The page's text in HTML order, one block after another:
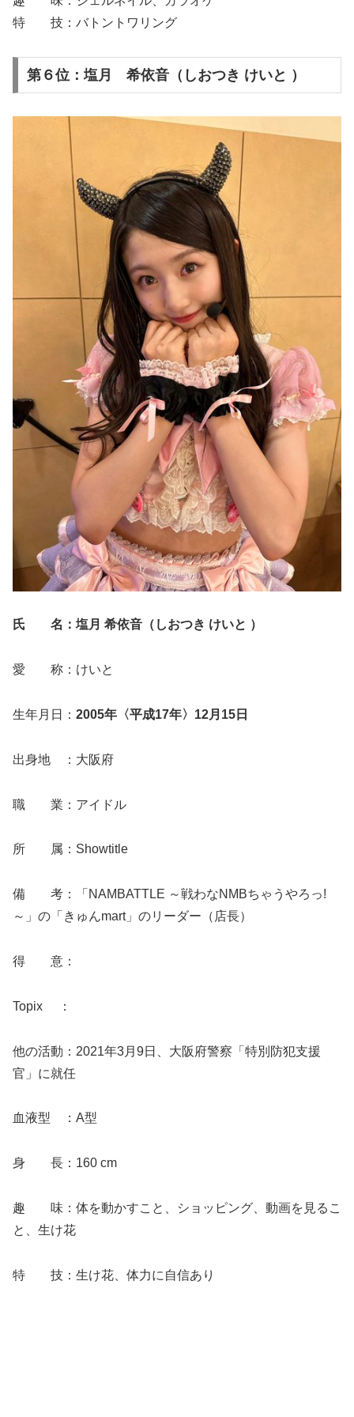
特 技：バトントワリング
第６位：塩月 希依音（しおつき けいと ）
氏 名：塩月 希依音（しおつき けいと ）
愛 称：けいと
生年月日： 2005年〈平成17年〉12月15日
出身地 ：大阪府
職 業：アイドル
所 属：Showtitle
備 考：「NAMBATTLE ～戦わなNMBちゃうやろっ!
～」の「きゅんmart」のリーダー（店長）
得 意：
Topix ：
他の活動：2021年3月9日、大阪府警察「特別防犯支援
官」に就任
血液型 ：A型
身 長：160 cm
趣 味：体を動かすこと、ショッピング、動画を見るこ
と、生け花
特 技：生け花、体力に自信あり